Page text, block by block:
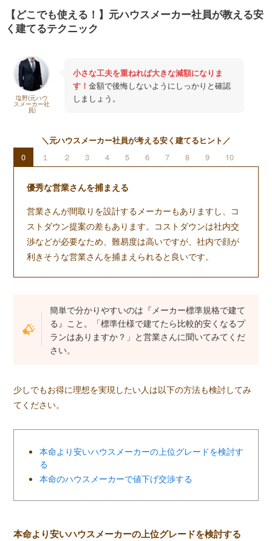
【どこでも使える！】元ハウスメーカー社員が教える安
く建てるテクニック
塩野(元ハウ
スメーカー社
員)
小さな工夫を重ねれば大きな減額になりま
す！ 金額で後悔しないようにしっかりと確認
しましょう。
＼元ハウスメーカー社員が考える安く建てるヒント／
0 １ 2 3 4 5 6 7 8 9 10
優秀な営業さんを捕まえる
営業さんが間取りを設計するメーカーもありますし、コ
ストダウン提案の差もあります。コストダウンは社内交
渉などが必要なため、難易度は高いですが、社内で顔が
利きそうな営業さんを捕まえられると良いです。
簡単で分かりやすいのは『メーカー標準規格で建て
る』こと。「標準仕様で建てたら比較的安くなるプ
ランはありますか？」と営業さんに聞いてみてくだ
さい。
少しでもお得に理想を実現したい人は以下の方法も検討してみ
てください。
本命より安いハウスメーカーの上位グレードを検討す
る
本命のハウスメーカーで値下げ交渉する
本命より安いハウスメーカーの上位グレードを検討する